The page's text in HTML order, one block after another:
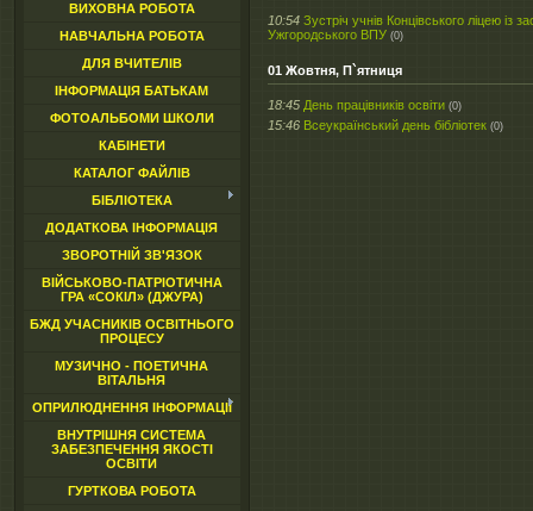
ВИХОВНА РОБОТА
НАВЧАЛЬНА РОБОТА
ДЛЯ ВЧИТЕЛІВ
ІНФОРМАЦІЯ БАТЬКАМ
ФОТОАЛЬБОМИ ШКОЛИ
КАБІНЕТИ
КАТАЛОГ ФАЙЛІВ
БІБЛІОТЕКА
ДОДАТКОВА ІНФОРМАЦІЯ
ЗВОРОТНІЙ ЗВ'ЯЗОК
ВІЙСЬКОВО-ПАТРІОТИЧНА
ГРА «СОКІЛ» (ДЖУРА)
БЖД УЧАСНИКІВ ОСВІТНЬОГО
ПРОЦЕСУ
МУЗИЧНО - ПОЕТИЧНА
ВІТАЛЬНЯ
ОПРИЛЮДНЕННЯ ІНФОРМАЦІЇ
ВНУТРІШНЯ СИСТЕМА
ЗАБЕЗПЕЧЕННЯ ЯКОСТІ
ОСВІТИ
ГУРТКОВА РОБОТА
10:54 Зустріч учнів Концівського ліцею із
Ужгородського ВПУ (0)
01 Жовтня, П`ятниця
18:45 День працівників освіти (0)
15:46 Всеукраїнський день бібліотек (0)